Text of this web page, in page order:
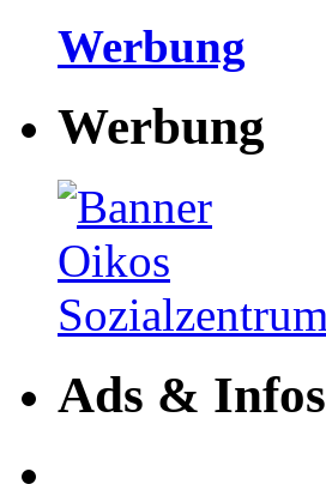
Werbung
Werbung
Ads & Infos